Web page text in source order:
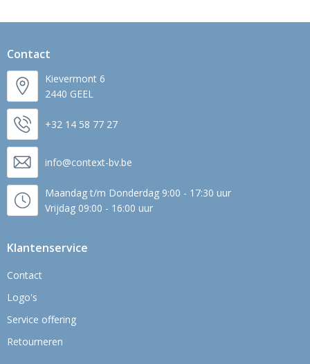
Contact
Kievermont 6
2440 GEEL
+32 14 58 77 27
info@context-bv.be
Maandag t/m Donderdag 9:00 - 17:30 uur
Vrijdag 09:00 - 16:00 uur
Klantenservice
Contact
Logo's
Service offering
Retourneren